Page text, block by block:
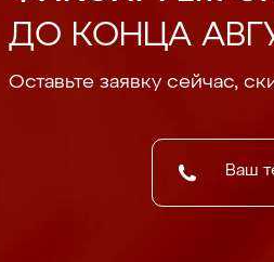
ДО КОНЦА
Оставьте заявку сейчас,